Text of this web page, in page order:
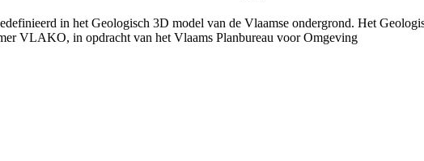
in het Geologisch 3D model van de Vlaamse ondergrond. Het
VLAKO, in opdracht van het Vlaams Planbureau voor Omgeving